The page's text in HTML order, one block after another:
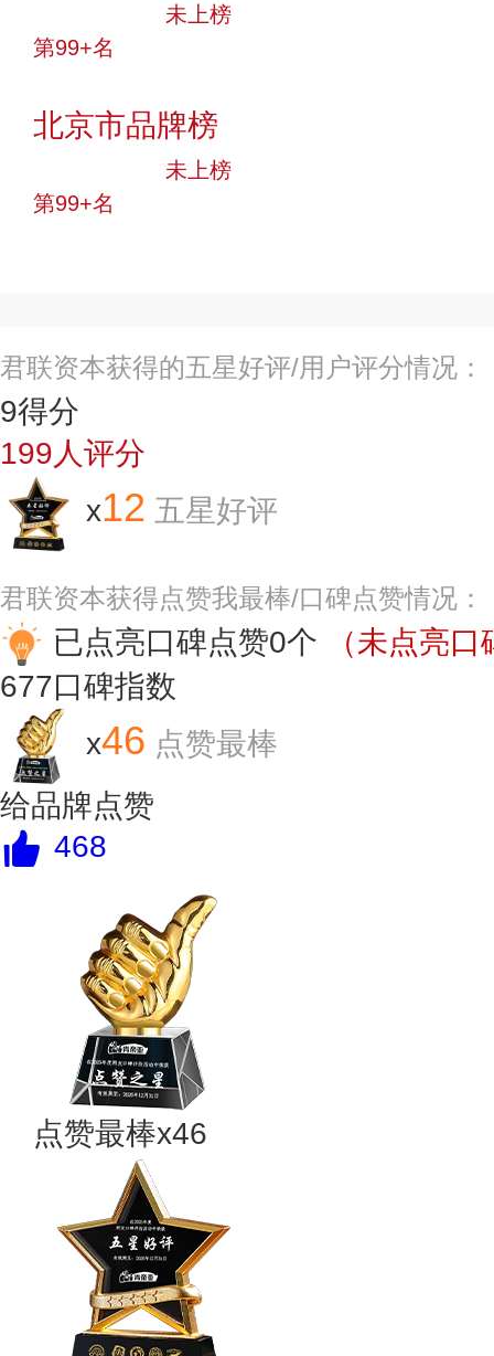
未上榜
第99+名
北京市品牌榜
未上榜
第99+名
君联资本获得的五星好评/用户评分情况：
9得分
199人评分
x12 五星好评
君联资本获得点赞我最棒/口碑点赞情况：
已点亮口碑点赞0个
（未点亮
677口碑指数
x46 点赞最棒
给品牌点赞
468
点赞最棒x46